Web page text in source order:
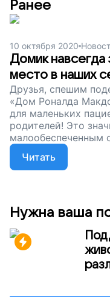
Ранее
10 октября 2020
Домик
место в наших
Друзья, спешим
«Дом Роналда
для маленьких
родителей! Это
малообеспеченным
диагнозом. Давайте
Читать
Нужна ваша